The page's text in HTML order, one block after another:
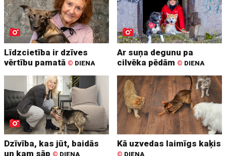
Līdzcietība ir dzīves
vērtību pamatā © DIENA
Ar suņa degunu pa
cilvēka pēdām © DIENA
Dzīvība, kas jūt, baidās
un kam sāp © DIENA
Kā uzvedas laimīgs kaķis
© DIENA